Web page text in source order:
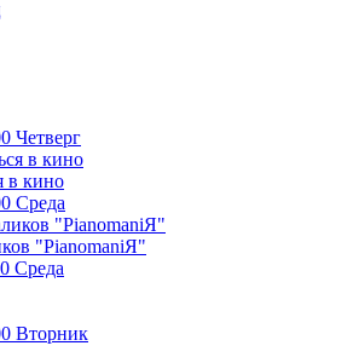
Четверг
в кино
Среда
"PianomaniЯ"
Среда
Вторник